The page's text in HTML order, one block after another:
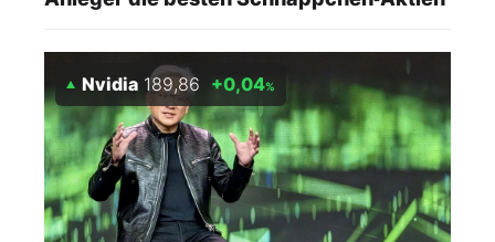
Nvidia 189,86 +0,04%